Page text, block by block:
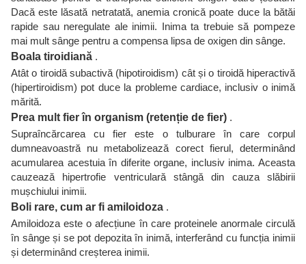
Dacă este lăsată netratată, anemia cronică poate duce la bătăi
rapide sau neregulate ale inimii. Inima ta trebuie să pompeze
mai mult sânge pentru a compensa lipsa de oxigen din sânge.
Boala tiroidiană .
Atât o tiroidă subactivă (hipotiroidism) cât și o tiroidă hiperactivă
(hipertiroidism) pot duce la probleme cardiace, inclusiv o inimă
mărită.
Prea mult fier în organism (retenție de fier) .
Supraîncărcarea cu fier este o tulburare în care corpul
dumneavoastră nu metabolizează corect fierul, determinând
acumularea acestuia în diferite organe, inclusiv inima. Aceasta
cauzează hipertrofie ventriculară stângă din cauza slăbirii
mușchiului inimii.
Boli rare, cum ar fi amiloidoza .
Amiloidoza este o afecțiune în care proteinele anormale circulă
în sânge și se pot depozita în inimă, interferând cu funcția inimii
și determinând creșterea inimii.